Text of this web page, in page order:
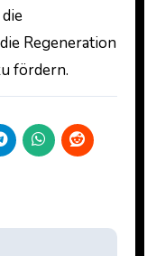
Regeneration
fördern.